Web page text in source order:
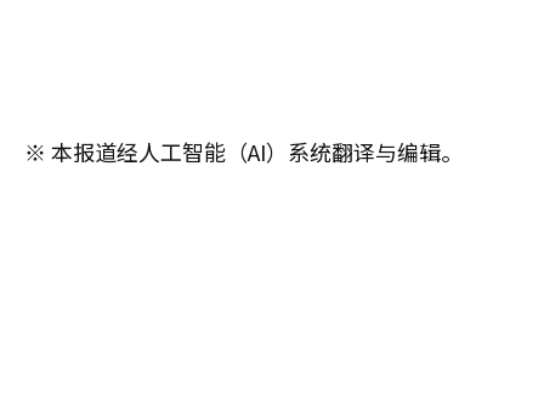
※ 本报道经人工智能（AI）系统翻译与编辑。